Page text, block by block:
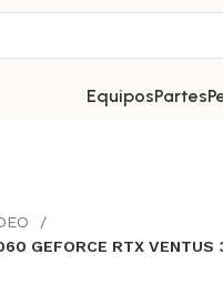
equipos partes
GEFORCE RTX VENTUS